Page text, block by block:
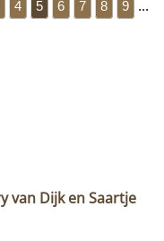
4 5 6 7 8 9 ...
van Dijk en Saartje